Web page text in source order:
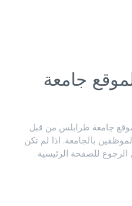
جامعة
جامعة طرابلس من قبل
بالجامعة. اذا لم تكن
للصفحة الرئيسية